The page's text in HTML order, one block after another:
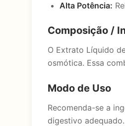
Alta Potência:
Composição /
O Extrato Líquido
osmótica. Essa
Modo de Uso
Recomenda-se a
digestivo adequado.